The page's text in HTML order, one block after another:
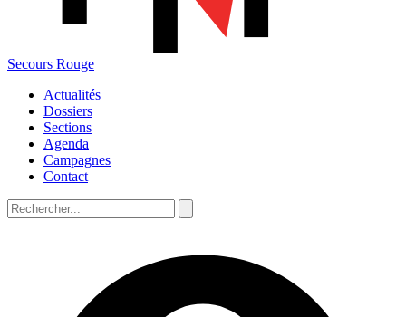
Secours Rouge
Actualités
Dossiers
Sections
Agenda
Campagnes
Contact